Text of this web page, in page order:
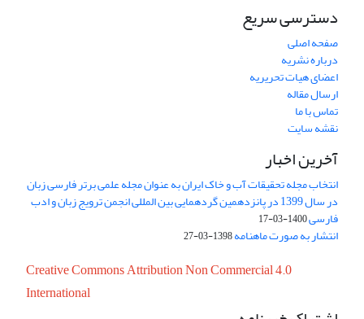
دسترسی سریع
صفحه اصلی
درباره نشریه
اعضای هیات تحریریه
ارسال مقاله
تماس با ما
نقشه سایت
آخرین اخبار
انتخاب مجله تحقیقات آب و خاک ایران به عنوان مجله علمی برتر فارسی زبان
در سال 1399 در پانزدهمین گردهمایی بین المللی انجمن ترویج زبان و ادب
فارسی1400-03-17
انتشار به صورت ماهنامه1398-03-27
Creative Commons Attribution Non Commercial 4.0
International